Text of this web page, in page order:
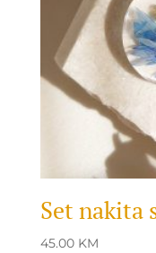
Set nakita
45.00 KM